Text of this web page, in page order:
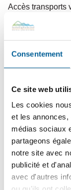
Consentement
Ce site web
Les cookies
et les
médias sociaux
partageons
notre site avec
publicité et
avec d'autres
Accès transports
3novembre 2023
lotissement
La Ville invite
consultation qui